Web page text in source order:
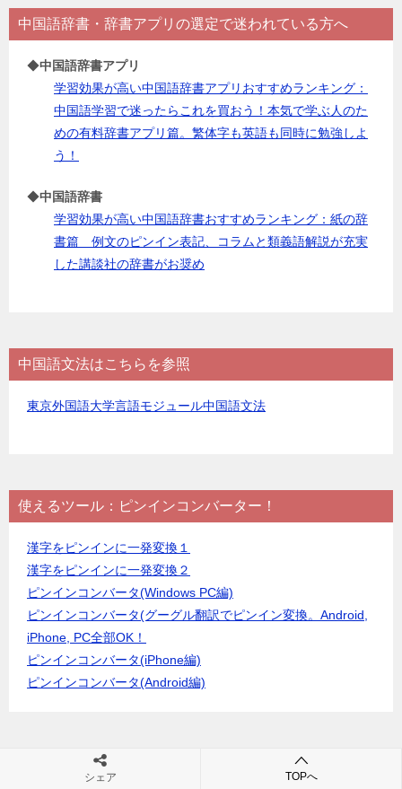
中国語辞書・辞書アプリの選定で迷われている方へ
◆中国語辞書アプリ
学習効果が高い中国語辞書アプリおすすめランキング：
中国語学習で迷ったらこれを買おう！本気で学ぶ人のた
めの有料辞書アプリ篇。繁体字も英語も同時に勉強しよ
う！
◆中国語辞書
学習効果が高い中国語辞書おすすめランキング：紙の辞
書篇 例文のピンイン表記、コラムと類義語解説が充実
した講談社の辞書がお奨め
中国語文法はこちらを参照
東京外国語大学言語モジュール中国語文法
使えるツール：ピンインコンバーター！
漢字をピンインに一発変換１
漢字をピンインに一発変換２
ピンインコンバータ(Windows PC編)
ピンインコンバータ(グーグル翻訳でピンイン変換。Android,
iPhone, PC全部OK！
ピンインコンバータ(iPhone編)
ピンインコンバータ(Android編)
シェア TOPへ